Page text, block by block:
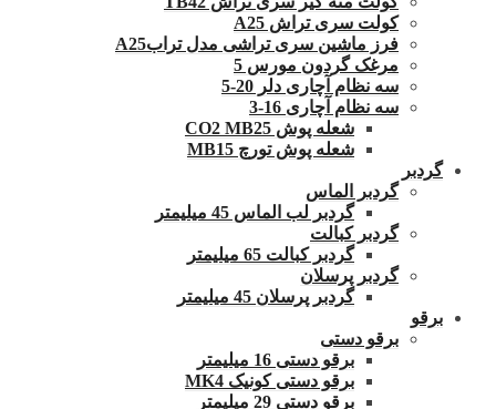
کولت سری تراش A25
فرز ماشین سری تراشی مدل ترابA25
مرغک گردون مورس 5
سه نظام آچاری دلر 20-5
سه نظام آچاری 16-3
شعله پوش CO2 MB25
شعله پوش تورچ MB15
گردبر
گردبر الماس
گردبر لب الماس 45 میلیمتر
گردبر کبالت
گردبر کبالت 65 میلیمتر
گردبر پرسلان
گردبر پرسلان 45 میلیمتر
برقو
برقو دستی
برقو دستی 16 میلیمتر
برقو دستی کونیک MK4
برقو دستی 29 میلیمتر